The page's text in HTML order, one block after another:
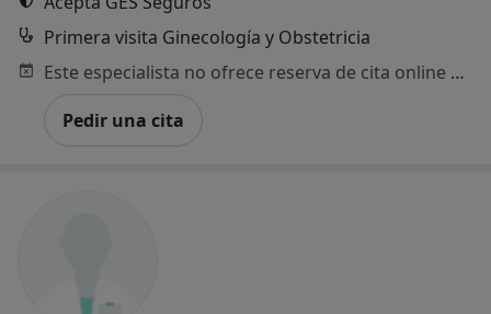
Primera visita Ginecología y Obstetricia
Este especialista no ofrece reserva de cita online en esta dirección.
Pedir una cita